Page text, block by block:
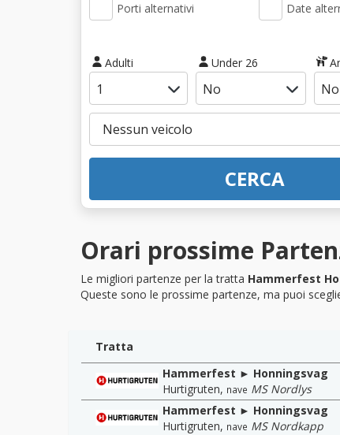
Porti alternativi Date
Adulti Under 26
CERCA
Orari prossime
Le migliori partenze per la tratta Hammerfest
Queste sono le prossime partenze, ma puoi
Tratta
Hammerfest ► Honningsvag
Hurtigruten, nave MS Nordlys
Hammerfest ► Honningsvag
Hurtigruten, nave MS Nordkapp